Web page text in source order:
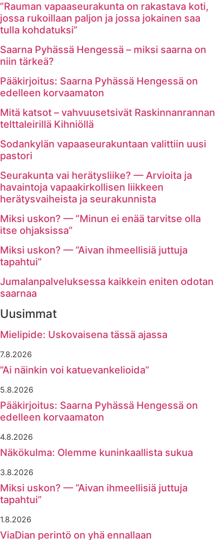
”Rauman vapaaseurakunta on rakastava koti,
jossa rukoillaan paljon ja jossa jokainen saa
tulla kohdatuksi”
Saarna Pyhässä Hengessä – miksi saarna on
niin tärkeä?
Pääkirjoitus: Saarna Pyhässä Hengessä on
edelleen korvaamaton
Mitä katsot – vahvuusetsivät Raskinnanrannan
telttaleirillä Kihniöllä
Sodankylän vapaaseurakuntaan valittiin uusi
pastori
Seurakunta vai herätysliike? — Arvioita ja
havaintoja vapaakirkollisen liikkeen
herätysvaiheista ja seurakunnista
Miksi uskon? — ”Minun ei enää tarvitse olla
itse ohjaksissa”
Miksi uskon? — ”Aivan ihmeellisiä juttuja
tapahtui”
Jumalanpalveluksessa kaikkein eniten odotan
saarnaa
Uusimmat
Mielipide: Uskovaisena tässä ajassa
7.8.2026
”Ai näinkin voi katuevankelioida”
5.8.2026
Pääkirjoitus: Saarna Pyhässä Hengessä on
edelleen korvaamaton
4.8.2026
Näkökulma: Olemme kuninkaallista sukua
3.8.2026
Miksi uskon? — ”Aivan ihmeellisiä juttuja
tapahtui”
1.8.2026
ViaDian perintö on yhä ennallaan